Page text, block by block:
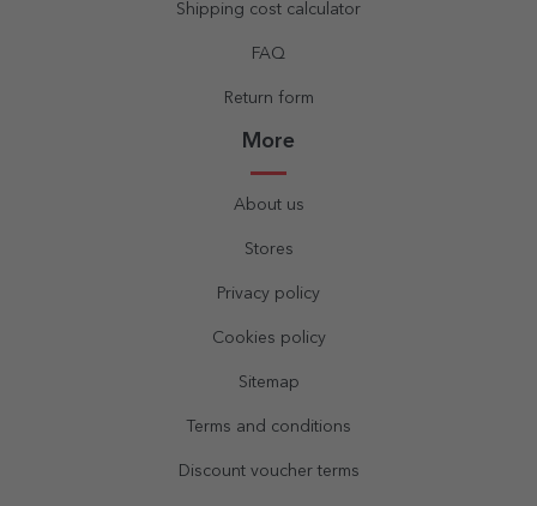
Shipping cost calculator
FAQ
Return form
More
About us
Stores
Privacy policy
Cookies policy
Sitemap
Terms and conditions
Discount voucher terms